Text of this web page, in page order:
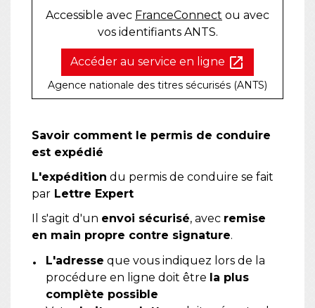
Accessible avec FranceConnect ou avec
vos identifiants ANTS.
Accéder au service en ligne open_in_new
Agence nationale des titres sécurisés (ANTS)
Savoir comment le permis de conduire
est expédié
L'expédition du permis de conduire se fait
par Lettre Expert
Il s'agit d'un envoi sécurisé, avec remise
en main propre contre signature.
L'adresse que vous indiquez lors de la
procédure en ligne doit être la plus
complète possible